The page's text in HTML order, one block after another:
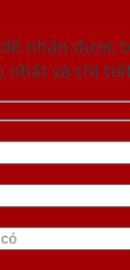
nhận được
nhất và chi